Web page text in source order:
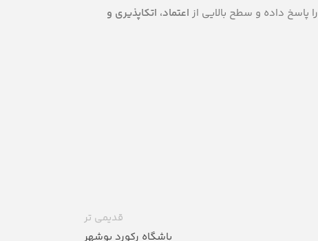
پاسخ داده و سطح بالایی از اعتماد، اتکا‌پذیری و
قدیمی تر
باشگاه رکورد بوشهر